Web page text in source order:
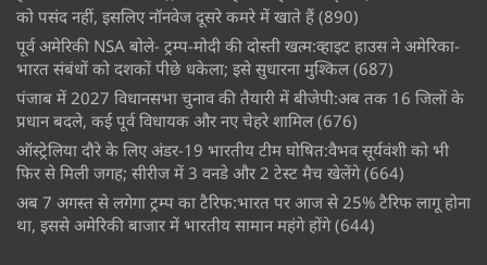
को पसंद नहीं, इसलिए नॉनवेज दूसरे कमरे में खाते हैं (890)
पूर्व अमेरिकी NSA बोले- ट्रम्प-मोदी की दोस्ती खत्म:व्हाइट हाउस ने अमेरिका-
भारत संबंधों को दशकों पीछे धकेला; इसे सुधारना मुश्किल (687)
पंजाब में 2027 विधानसभा चुनाव की तैयारी में बीजेपी:अब तक 16 जिलों के
प्रधान बदले, कई पूर्व विधायक और नए चेहरे शामिल (676)
ऑस्ट्रेलिया दौरे के लिए अंडर-19 भारतीय टीम घोषित:वैभव सूर्यवंशी को भी
फिर से मिली जगह; सीरीज में 3 वनडे और 2 टेस्ट मैच खेलेंगे (664)
अब 7 अगस्त से लगेगा ट्रम्प का टैरिफ:भारत पर आज से 25% टैरिफ लागू होना
था, इससे अमेरिकी बाजार में भारतीय सामान महंगे होंगे (644)